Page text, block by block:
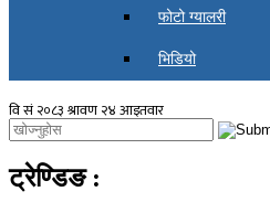
फोटो ग्यालरी
भिडियो
ट्रेण्डिङ :